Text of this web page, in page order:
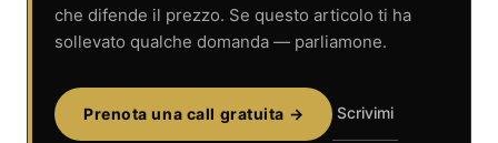
che difende il prezzo. Se questo articolo ti ha
sollevato qualche domanda — parliamone.
Prenota una call gratuita → Scrivimi